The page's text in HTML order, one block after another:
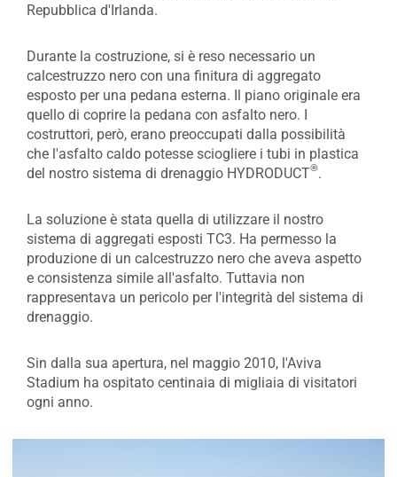
Repubblica d'Irlanda.
Durante la costruzione, si è reso necessario un
calcestruzzo nero con una finitura di aggregato
esposto per una pedana esterna. Il piano originale era
quello di coprire la pedana con asfalto nero. I
costruttori, però, erano preoccupati dalla possibilità
che l'asfalto caldo potesse sciogliere i tubi in plastica
del nostro sistema di drenaggio HYDRODUCT®.
La soluzione è stata quella di utilizzare il nostro
sistema di aggregati esposti TC3. Ha permesso la
produzione di un calcestruzzo nero che aveva aspetto
e consistenza simile all'asfalto. Tuttavia non
rappresentava un pericolo per l'integrità del sistema di
drenaggio.
Sin dalla sua apertura, nel maggio 2010, l'Aviva
Stadium ha ospitato centinaia di migliaia di visitatori
ogni anno.